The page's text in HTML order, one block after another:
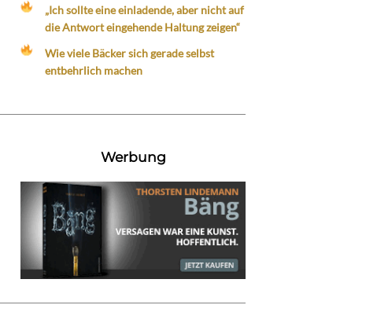
„Ich sollte eine einladende, aber nicht auf
die Antwort eingehende Haltung zeigen“
Wie viele Bäcker sich gerade selbst
entbehrlich machen
Werbung